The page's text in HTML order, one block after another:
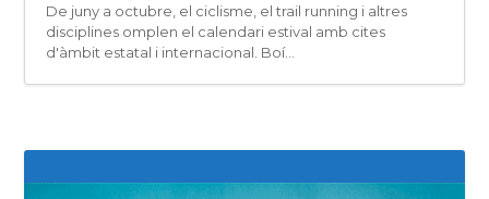
De juny a octubre, el ciclisme, el trail running i altres
disciplines omplen el calendari estival amb cites
d'àmbit estatal i internacional. Boí...